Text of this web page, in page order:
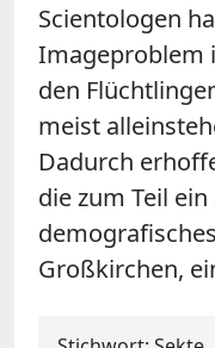
Scientologen
Imageproblem
den
meist
Dadurch
die zum Teil
Großkirchen,